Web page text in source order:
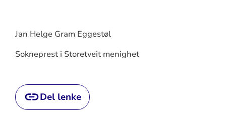
Jan Helge Gram Eggestøl
Sokneprest i Storetveit menighet
Del lenke